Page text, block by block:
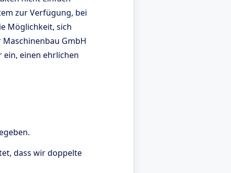
zur Verfügung, bei
Möglichkeit, sich
GmbH
ein, einen ehrlichen
dass wir doppelte